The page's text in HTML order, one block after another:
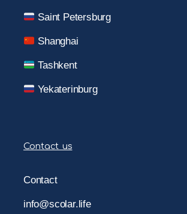
Saint Petersburg
Shanghai
Tashkent
Yekaterinburg
Contact us
Contact
info@scolar.life